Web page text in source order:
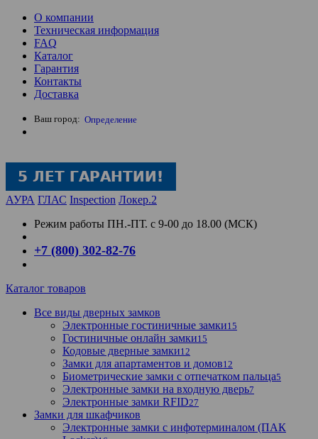
О компании
Техническая информация
FAQ
Каталог
Гарантия
Контакты
Доставка
Ваш город: Определение
АУРА ГЛАС Inspection Локер.2
Режим работы ПН.-ПТ. с 9-00 до 18.00 (МСК)
+7 (800) 302-82-76
Каталог товаров
Все виды дверных замков
Электронные гостиничные замки15
Гостиничные онлайн замки15
Кодовые дверные замки12
Замки для апартаментов и домов12
Биометрические замки с отпечатком пальца5
Электронные замки на входную дверь7
Электронные замки RFID27
Замки для шкафчиков
Электронные замки с инфотерминалом (ПАК